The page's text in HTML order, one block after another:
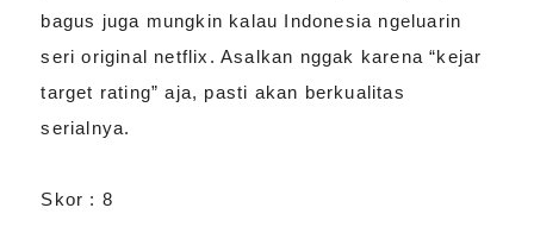
bagus juga mungkin kalau Indonesia ngeluarin
seri original netflix. Asalkan nggak karena “kejar
target rating” aja, pasti akan berkualitas
serialnya.
Skor : 8